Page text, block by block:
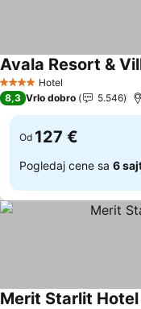
4 ZvezdiceHotel
Avala Resort &
8,3 Vrlo dobro 5.546
Od 127 €
Pogledaj cene sa 6
Merit Starlit Hotel